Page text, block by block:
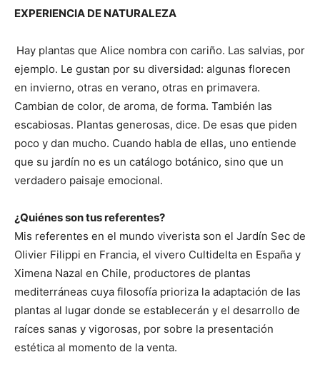
EXPERIENCIA DE NATURALEZA
Hay plantas que Alice nombra con cariño. Las salvias, por
ejemplo. Le gustan por su diversidad: algunas florecen
en invierno, otras en verano, otras en primavera.
Cambian de color, de aroma, de forma. También las
escabiosas. Plantas generosas, dice. De esas que piden
poco y dan mucho. Cuando habla de ellas, uno entiende
que su jardín no es un catálogo botánico, sino que un
verdadero paisaje emocional.
¿Quiénes son tus referentes?
Mis referentes en el mundo viverista son el Jardín Sec de
Olivier Filippi en Francia, el vivero Cultidelta en España y
Ximena Nazal en Chile, productores de plantas
mediterráneas cuya filosofía prioriza la adaptación de las
plantas al lugar donde se establecerán y el desarrollo de
raíces sanas y vigorosas, por sobre la presentación
estética al momento de la venta.